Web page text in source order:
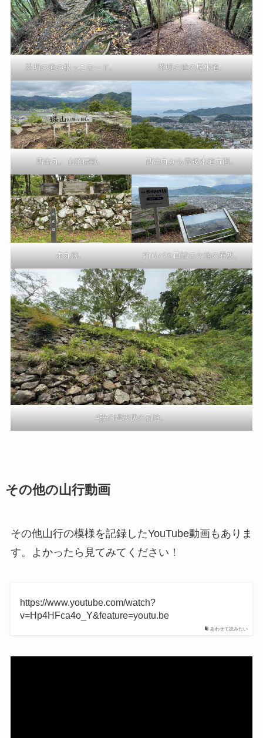
翠明の道の根っこロード。 翠明の道の尾根道。
西出丸。山頂標識。 西出丸から豊後水道方面。
本丸跡。 釣りバカ日誌ロケ地の看板。
4段の階段状の石垣。
その他の山行動画
その他山行の模様を記録したYouTube動画もありま
す。よかったら見てみてください！
あわせて読みたい
https://www.youtube.com/watch?
v=Hp4HFca4o_Y&feature=youtu.be